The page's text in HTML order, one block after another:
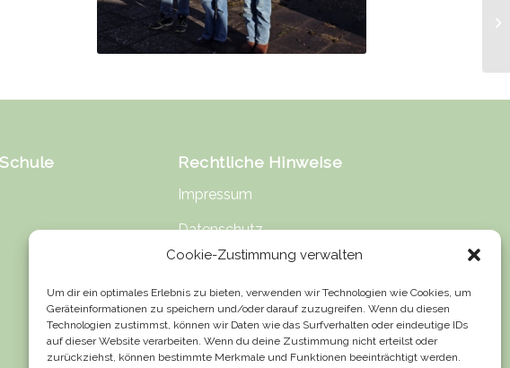
Cookie-Zustimmung verwalten
Um dir ein optimales Erlebnis zu bieten, verwenden wir Technologien wie Cookies, um
Geräteinformationen zu speichern und/oder darauf zuzugreifen. Wenn du diesen
Technologien zustimmst, können wir Daten wie das Surfverhalten oder eindeutige IDs
auf dieser Website verarbeiten. Wenn du deine Zustimmung nicht erteilst oder
zurückziehst, können bestimmte Merkmale und Funktionen beeinträchtigt werden.
Rechtliche Hinweise
Impressum
Datenschutz
Urheberrecht
Haftung für Inhalte